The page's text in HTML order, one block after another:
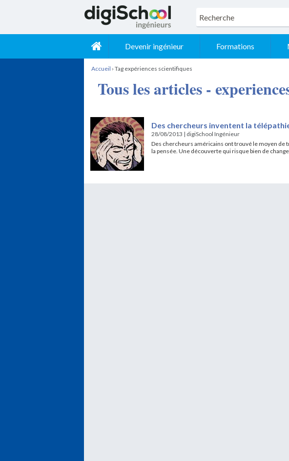
Devenir ingénieur Formations
Accueil ›Tag expériences scientifiques
Tous les articles -
Des chercheurs inventent la
28/08/2013 | digiSchool Ingénieur
Des chercheurs américains ont trouvé le moyen
la pensée. Une découverte qui risque bien de